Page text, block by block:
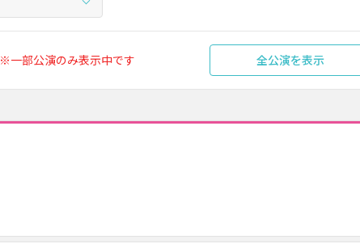
※一部公演のみ表示中です 全公演を表示